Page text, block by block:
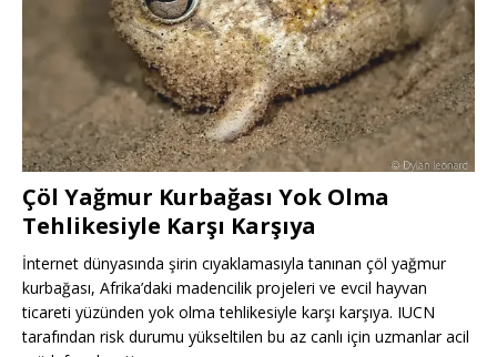
Çöl Yağmur Kurbağası Yok Olma
Tehlikesiyle Karşı Karşıya
İnternet dünyasında şirin cıyaklamasıyla tanınan çöl yağmur
kurbağası, Afrika’daki madencilik projeleri ve evcil hayvan
ticareti yüzünden yok olma tehlikesiyle karşı karşıya. IUCN
tarafından risk durumu yükseltilen bu az canlı için uzmanlar acil